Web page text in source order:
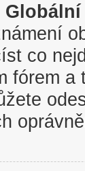
co
fórem a